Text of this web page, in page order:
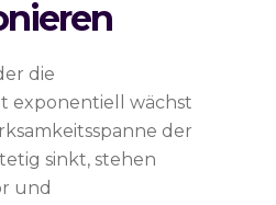
die
exponentiell wächst
der
sinkt, stehen
und